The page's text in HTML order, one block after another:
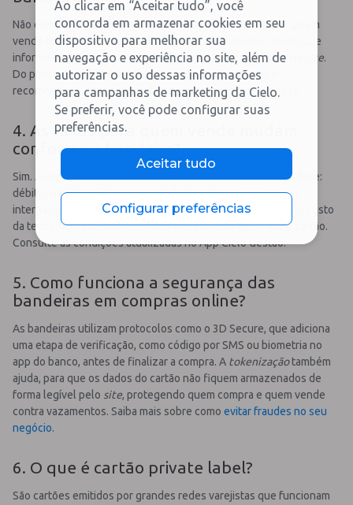
Não existe obrigação legal de aceitar todas as bandeiras. Quem
vende tem o direito de escolher com quais trabalhar, desde que
informe isso claramente, com adesivo no balcão ou aviso no
site.
Do ponto de vista comercial, restringir bandeiras não é
recomendado, porque aumenta o risco de perda de vendas.
4. As taxas para quem vende mudam
conforme a bandeira?
Sim. As taxas (MDR) variam conforme a bandeira e a modalidade:
débito, crédito à vista ou parcelado. Bandeiraspremiumou
internacionais costumam ter taxas um pouco mais altas pelo custo
da tecnologia e pelos benefícios oferecidos a quem usa o cartão.
Consulte as condições atualizadas no App Cielo Gestão.
5. Como funciona a segurança das
bandeiras em compras online?
As bandeiras utilizam protocolos como o 3D Secure, que adiciona
uma etapa de verificação, como código por SMS ou biometria no
app do banco, antes de finalizar a compra. A tokenizaçãotambém
ajuda, para que os dados do cartão não fiquem armazenados de
forma legível pelo site, protegendo quem compra e quem vende
contra vazamentos. Saiba mais sobre como evitar fraudes no seu
negócio.
6. O que é cartão private label?
São cartões emitidos por grandes redes varejistas que funcionam
Ao clicar em “Aceitar tudo”, você
concorda em armazenar cookies em seu
dispositivo para melhorar sua
navegação e experiência no site, além de
autorizar o uso dessas informações
para campanhas de marketing da Cielo.
Se preferir, você pode configurar suas
preferências.
Aceitar tudo
Configurar preferências